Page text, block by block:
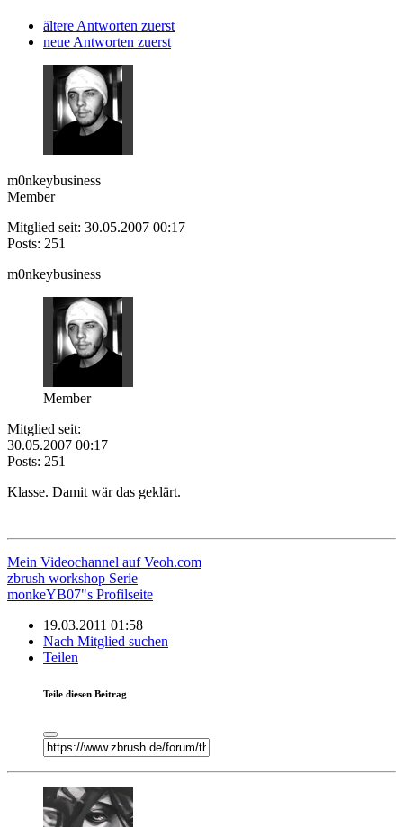
ältere Antworten zuerst
neue Antworten zuerst
m0nkeybusiness
Member
Mitglied seit: 30.05.2007 00:17
Posts: 251
m0nkeybusiness
Member
Mitglied seit:
30.05.2007 00:17
Posts: 251
Klasse. Damit wär das geklärt.
Mein Videochannel auf Veoh.com
zbrush workshop Serie
monkeYB07"s Profilseite
19.03.2011 01:58
Nach Mitglied suchen
Teilen
Teile diesen Beitrag